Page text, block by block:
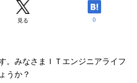
見る 0
。みなさまＩＴエンジニアライフ
うか？